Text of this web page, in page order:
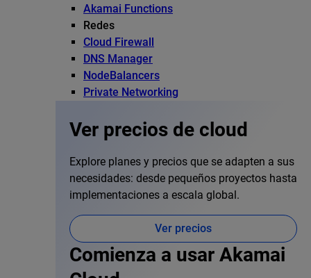
Akamai Functions
Redes
Cloud Firewall
DNS Manager
NodeBalancers
Private Networking
Ver precios de cloud
Explore planes y precios que se adapten a sus
necesidades: desde pequeños proyectos hasta
implementaciones a escala global.
Ver precios
Comienza a usar Akamai